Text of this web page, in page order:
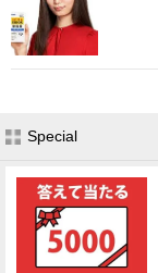
Special